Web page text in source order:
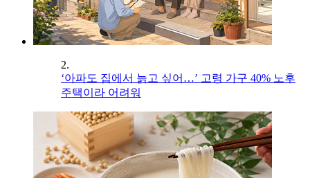
2.
‘아파도 집에서 늙고 싶어…’ 고령 가구 40% 노후
주택이라 어려워